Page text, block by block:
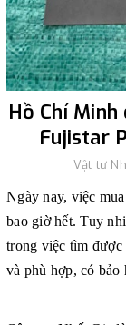
Hồ Chí
Fujistar
Vật tư
Ngày nay, việc mua
bao giờ hết. Tuy
trong việc tìm được
và phù hợp, có bảo